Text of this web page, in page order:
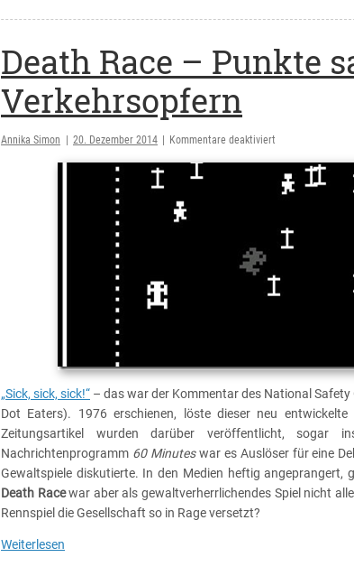
Death Race – Punkte
Verkehrsopfern
Annika Simon 20. Dezember 2014 Kommentare deaktiviert
Race
sammeln
„Sick, sick, sick!“ – das war der Kommentar des National Safety
Dot Eaters). 1976 erschienen, löste dieser neu entwickelte
Zeitungsartikel wurden darüber veröffentlicht,
Nachrichtenprogramm 60 Minuteswar es Auslöser für eine
Gewaltspiele diskutierte. In den Medien heftig angeprangert,
Death Racewar aber als gewaltverherrlichendes Spiel nicht
Rennspiel die Gesellschaft so in Rage versetzt?
Weiterlesen